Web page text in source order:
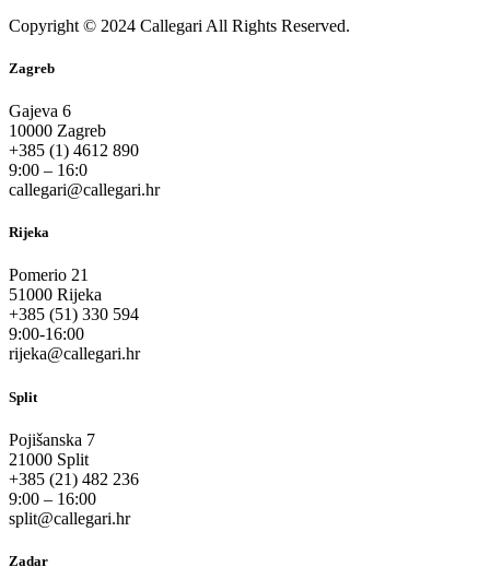
Copyright © 2024 Callegari All Rights Reserved.
Zagreb
Gajeva 6
10000 Zagreb
+385 (1) 4612 890
9:00 – 16:0
callegari@callegari.hr
Rijeka
Pomerio 21
51000 Rijeka
+385 (51) 330 594
9:00-16:00
rijeka@callegari.hr
Split
Pojišanska 7
21000 Split
+385 (21) 482 236
9:00 – 16:00
split@callegari.hr
Zadar